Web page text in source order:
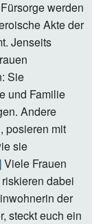
werden
Akte der
Jenseits
Sie
und Familie
Andere
posieren mit
sie
Viele Frauen
dabei
der
steckt euch ein